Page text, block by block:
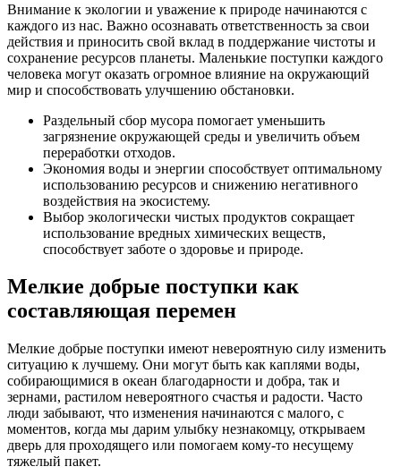
Внимание к экологии и уважение к природе начинаются с
каждого из нас. Важно осознавать ответственность за свои
действия и приносить свой вклад в поддержание чистоты и
сохранение ресурсов планеты. Маленькие поступки каждого
человека могут оказать огромное влияние на окружающий
мир и способствовать улучшению обстановки.
Раздельный сбор мусора помогает уменьшить
загрязнение окружающей среды и увеличить объем
переработки отходов.
Экономия воды и энергии способствует оптимальному
использованию ресурсов и снижению негативного
воздействия на экосистему.
Выбор экологически чистых продуктов сокращает
использование вредных химических веществ,
способствует заботе о здоровье и природе.
Мелкие добрые поступки как
составляющая перемен
Мелкие добрые поступки имеют невероятную силу изменить
ситуацию к лучшему. Они могут быть как каплями воды,
собирающимися в океан благодарности и добра, так и
зернами, растилом невероятного счастья и радости. Часто
люди забывают, что изменения начинаются с малого, с
моментов, когда мы дарим улыбку незнакомцу, открываем
дверь для проходящего или помогаем кому-то несущему
тяжелый пакет.